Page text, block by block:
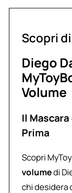
Scopri
Diego
Volume
Il
Prima
Scopri
volumedi
chi desidera